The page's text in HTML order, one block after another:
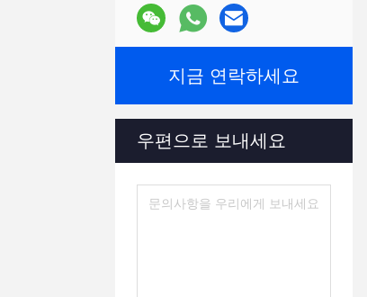
지금 연락하세요
우편으로 보내세요